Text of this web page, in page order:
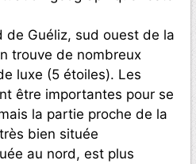
de Guéliz, sud ouest de la
trouve de nombreux
luxe (5 étoiles). Les
être importantes pour se
la partie proche de la
bien située
au nord, est plus